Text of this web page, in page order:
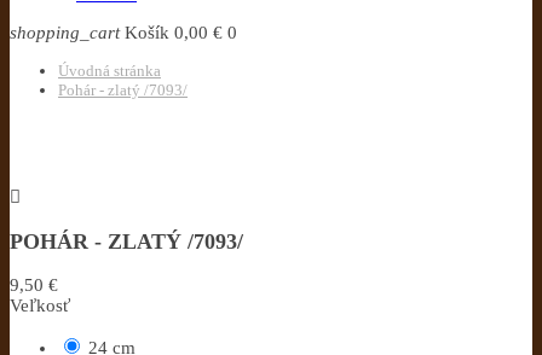
shopping_cart Košík 0,00 € 0
Úvodná stránka
Pohár - zlatý /7093/

POHÁR - ZLATÝ /7093/
9,50 €
Veľkosť
24 cm